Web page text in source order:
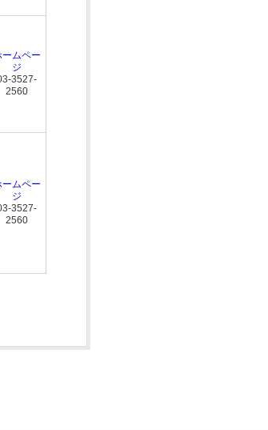
ームペー
ジ
3527-
2560
ームペー
ジ
3527-
2560